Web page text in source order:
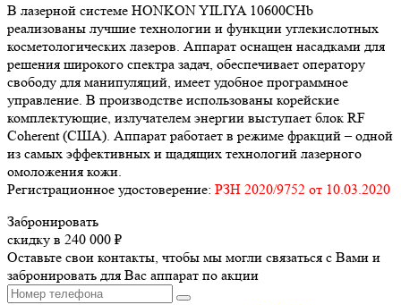
В лазерной системе HONKON YILIYA 10600CHb
реализованы лучшие технологии и функции углекислотных
косметологических лазеров. Аппарат оснащен насадками для
решения широкого спектра задач, обеспечивает оператору
свободу для манипуляций, имеет удобное программное
управление. В производстве использованы корейские
комплектующие, излучателем энергии выступает блок RF
Coherent (США). Аппарат работает в режиме фракций – одной
из самых эффективных и щадящих технологий лазерного
омоложения кожи.
Регистрационное удостоверение: РЗН 2020/9752 от 10.03.2020
Забронировать
скидку в 240 000 ₽
Оставьте свои контакты, чтобы мы могли связаться с Вами и
забронировать для Вас аппарат по акции